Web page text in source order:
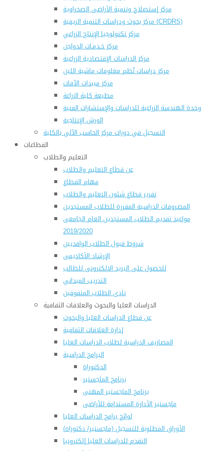
مركز إستصلاح وتنمية الأراضى الصحراوية
مركز بحوث ودراسات التنمية الريفية (CRDRS)
مركز تكنولوجيا الإنتاج الزراعي
مركز خـدمـات الدواجن
مركز الدراسات الإقتصادية الزراعية
مركز دراسات نُظم معلومات ماشية اللبن
مركز مبيدات الآفات
مطبعة كلية الزراعة
وحدة الهندسة الزراعية للدراسات والإستشارات الفنية
الورش الإنتاجية
التسجيل في دورات مركز الحاسب الآلي بالكلية
القطاعات
التعليم والطلاب
عن قطاع التعليم والطلاب
مهام القطاع
تقرير قطاع شئون التعليم والطلاب
المصروفات الدراسية المقررة للطلاب المستجدين
مواعيد تقديم الطلاب المستجدين العام الجامعى
2019/2020
شروط قبول الطلاب الوافديين
الإرشاد الأكاديمى
للحصول على البريد الالكترونى للطالب
التدريب الميداني
نادى الطلاب المتفوقين
الدراسات العليا والبحوث والعلاقات الثقافية
عن قطاع الدراسات العليا والبحوث
إدارة العلاقات الثقافية
المصاريف الدراسية لطلاب الدراسات العليا
البرامج الدراسية
الدكتوراة
برنامج الماجستير
برنامج الماجستير المهنى
ماجستير الأدارة المستدامة للأراضى
لوائح برامج الدراسات العليا
(الأوراق المطلوبة للتسجيل (ماجستير/ دكتوراه
التقدم للدراسات العليا إلكترونيا